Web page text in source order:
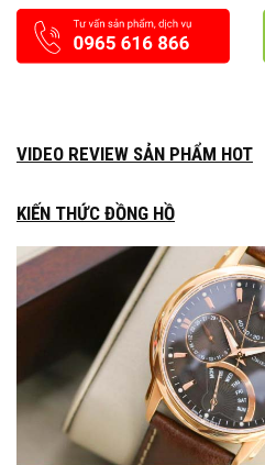
VIDEO REVIEW SẢN PHẨM HOT
KIẾN THỨC ĐỒNG HỒ